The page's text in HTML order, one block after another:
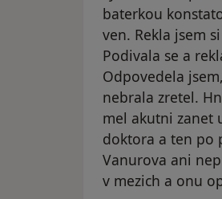
baterkou
ven. Rekla jsem
Podivala se a
Odpovedela
nebrala zretel.
mel akutni zanet
doktora a ten po
Vanurova ani
v mezich a onu